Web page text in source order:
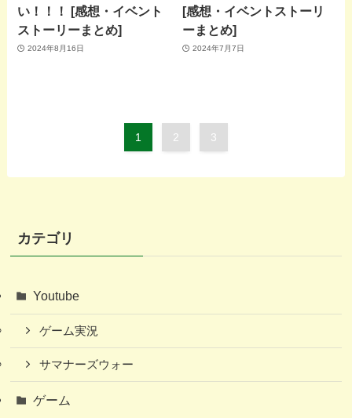
い！！！ [感想・イベント
ストーリーまとめ]
2024年8月16日
[感想・イベントストーリ
ーまとめ]
2024年7月7日
1 2 3
カテゴリ
Youtube
ゲーム実況
サマナーズウォー
ゲーム